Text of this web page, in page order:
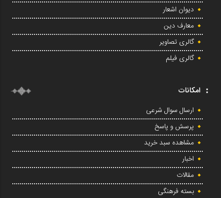
دیوان اشعار
معارف دین
گالری تصاویر
گالری فیلم
امکانات
ارسال سوال شرعی
پرسش و پاسخ
مشاهده سبد خرید
اخبار
مقالات
بسته فرهنگی